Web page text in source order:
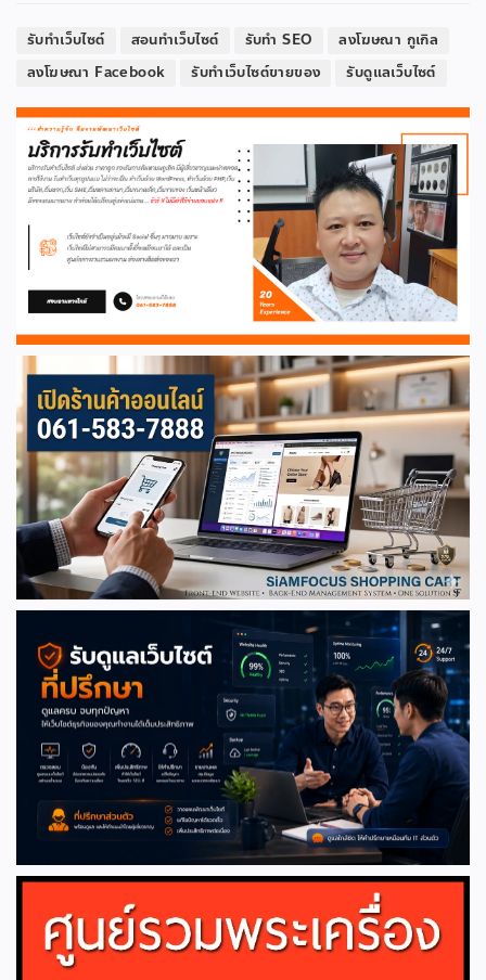
รับทำเว็บไซต์ สอนทำเว็บไซต์ รับทำ SEO
ลงโฆษณา กูเกิล
ลงโฆษณา Facebook
รับทำเว็บไซต์ขายของ รับดูแลเว็บไซต์